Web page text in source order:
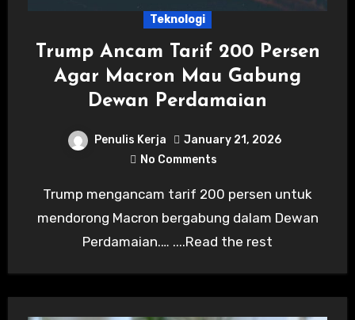
Teknologi
Trump Ancam Tarif 200 Persen
Agar Macron Mau Gabung
Dewan Perdamaian
Penulis Kerja
January 21, 2026
No Comments
Trump mengancam tarif 200 persen untuk
mendorong Macron bergabung dalam Dewan
Perdamaian.… ....Read the rest